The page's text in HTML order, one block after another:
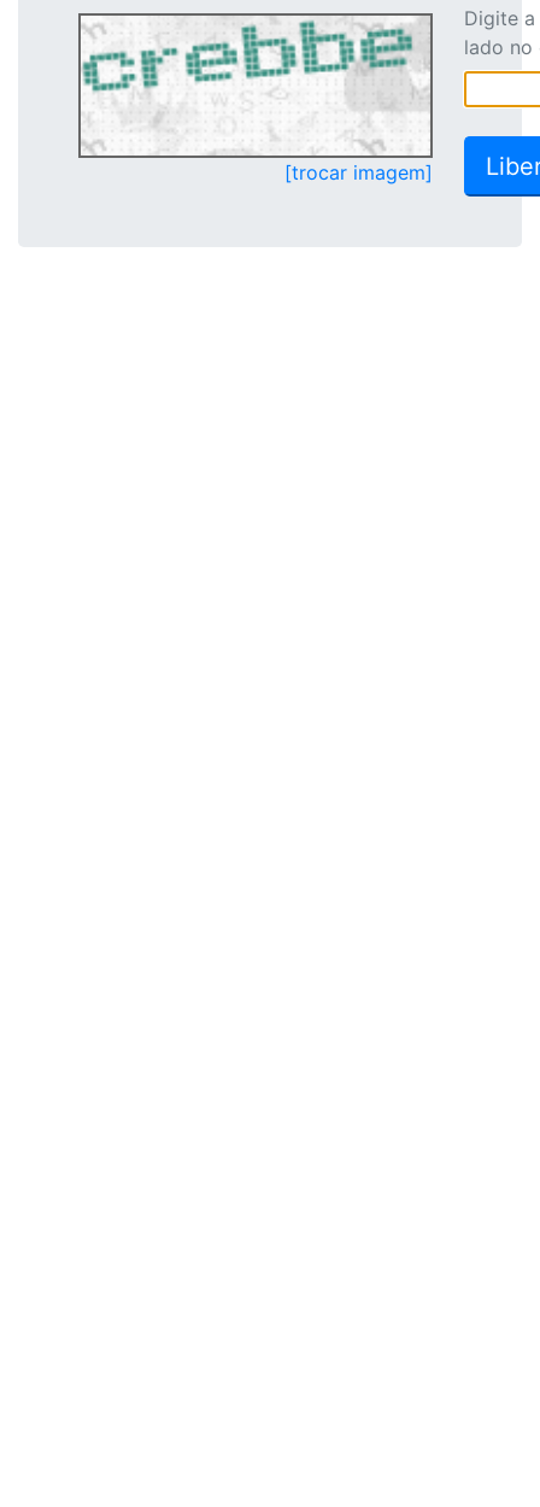
[trocar imagem]
Digite
lado no